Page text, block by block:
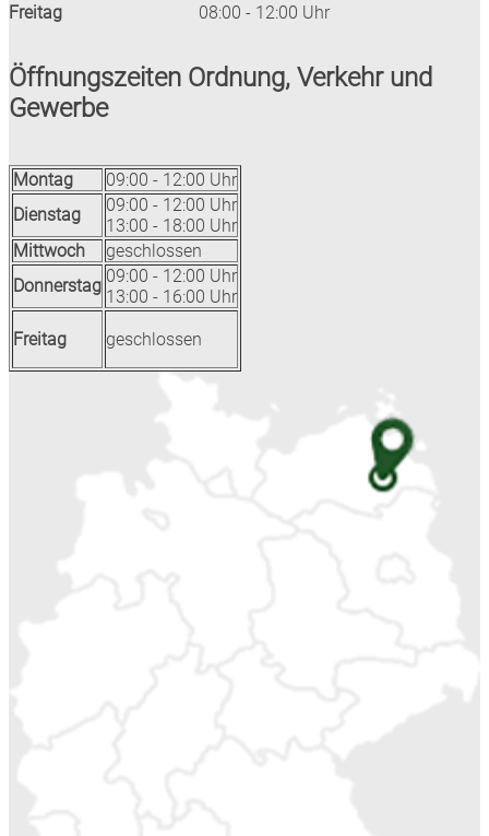
Freitag
08:00 - 12:00 Uhr
Öffnungszeiten Ordnung, Verkehr und
Gewerbe
Montag
09:00 - 12:00 Uhr
Dienstag
09:00 - 12:00 Uhr
13:00 - 18:00 Uhr
Mittwoch
geschlossen
Donnerstag 09:00 - 12:00 Uhr
13:00 - 16:00 Uhr
Freitag geschlossen